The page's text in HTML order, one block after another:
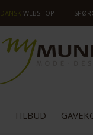
DANSK WEBSHOP
TILBUD